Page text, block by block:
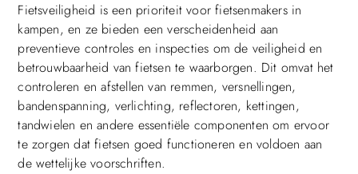
Fietsveiligheid is een prioriteit voor fietsenmakers in
kampen, en ze bieden een verscheidenheid aan
preventieve controles en inspecties om de veiligheid en
betrouwbaarheid van fietsen te waarborgen. Dit omvat het
controleren en afstellen van remmen, versnellingen,
bandenspanning, verlichting, reflectoren, kettingen,
tandwielen en andere essentiële componenten om ervoor
te zorgen dat fietsen goed functioneren en voldoen aan
de wettelijke voorschriften.